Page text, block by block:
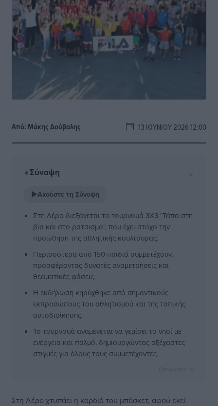
Από: Μάκης Δούβαλης 13 ΙΟΥΝΊΟΥ 2026 12:00
✦Σύνοψη ⌄
▶Ακούστε τη Σύνοψη
Στη Λέρο διεξάγεται το τουρνουά 3Χ3 "Τάπα στη
βία και στο ρατσισμό", που έχει στόχο την
προώθηση της αθλητικής κουλτούρας.
Περισσότερα από 150 παιδιά συμμετέχουν,
προσφέροντας δυνατές αναμετρήσεις και
θεαματικές φάσεις.
Η εκδήλωση κηρύχθηκε από σημαντικούς
εκπροσώπους του αθλητισμού και της τοπικής
αυτοδιοίκησης.
Το τουρνουά αναμένεται να γεμίσει το νησί με
ενέργεια και παλμό, δημιουργώντας αξέχαστες
στιγμές για όλους τους συμμετέχοντες.
Στη Λέρο χτυπάει η καρδιά του μπάσκετ, αφού εκεί